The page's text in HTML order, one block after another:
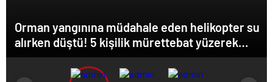
Orman yangınına müdahale eden helikopter su
alırken düştü! 5 kişilik mürettebat yüzerek
kurtuldu